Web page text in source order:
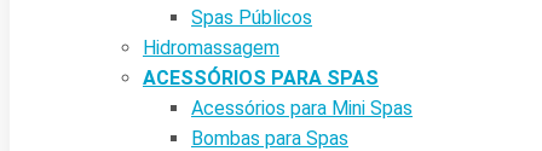
Spas Públicos
Hidromassagem
ACESSÓRIOS PARA SPAS
Acessórios para Mini Spas
Bombas para Spas